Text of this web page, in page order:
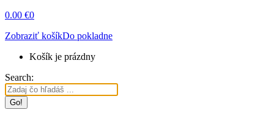
0.00 €0
Zobraziť košíkDo pokladne
Košík je prázdny
Search: